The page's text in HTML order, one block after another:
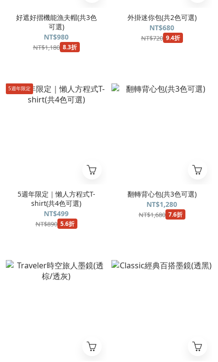
好遮好摺機能漁夫帽(共3色
可選)
NT$980
NT$1,180 8.3折
外掛迷你包(共2色可選)
NT$680
NT$720 9.4折
5週年限定
5週年限定｜懶人方程式T-
shirt(共4色可選)
NT$499
NT$890 5.6折
翻轉背心包(共3色可選)
NT$1,280
NT$1,680 7.6折